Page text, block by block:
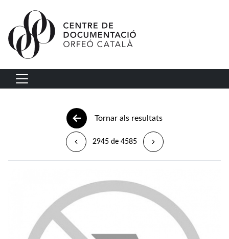
Vés al contingut
Navegació principal
Tornar als resultats
2945 de 4585